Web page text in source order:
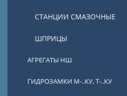
СТАНЦИИ СМАЗОЧНЫЕ
ШПРИЦЫ
АГРЕГАТЫ НШ
ГИДРОЗАМКИ М-..КУ, Т-..КУ